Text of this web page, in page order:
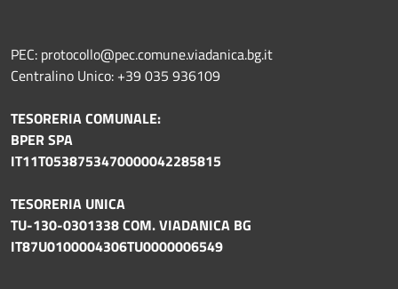
PEC: protocollo@pec.comune.viadanica.bg.it
Centralino Unico: +39 035 936109
TESORERIA COMUNALE:
BPER SPA
IT11T0538753470000042285815
TESORERIA UNICA
TU-130-0301338 COM. VIADANICA BG
IT87U0100004306TU0000006549